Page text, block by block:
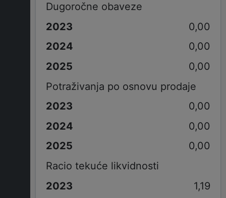
Dugoročne obaveze
0,00
0,00
0,00
Potraživanja po osnovu prodaje
0,00
0,00
0,00
Racio tekuće likvidnosti
1,19